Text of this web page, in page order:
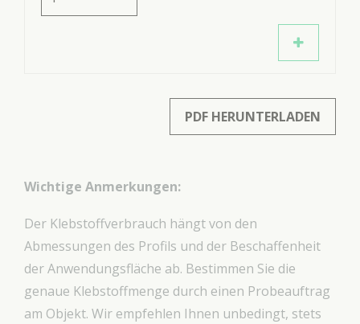
PDF HERUNTERLADEN
Wichtige Anmerkungen:
Der Klebstoffverbrauch hängt von den
Abmessungen des Profils und der Beschaffenheit
der Anwendungsfläche ab. Bestimmen Sie die
genaue Klebstoffmenge durch einen Probeauftrag
am Objekt. Wir empfehlen Ihnen unbedingt, stets